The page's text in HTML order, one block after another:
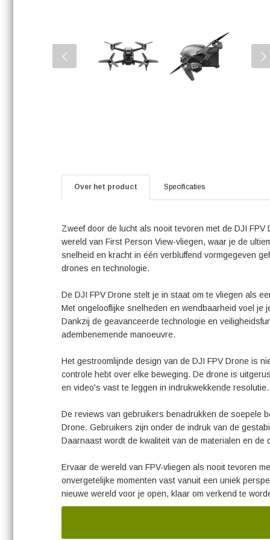
Over het product Specificaties
Zweef door de lucht als nooit tevoren met de DJI
wereld van First Person View-vliegen, waar je de
snelheid en kracht in één verbluffend vormgegeven
drones en technologie.
De DJI FPV Drone stelt je in staat om te vliegen als
Met ongelooflijke snelheden en wendbaarheid voel
Dankzij de geavanceerde technologie en
adembenemende manoeuvre.
Het gestroomlijnde design van de DJI FPV Drone is
controle hebt over elke beweging. De drone is
en video's vast te leggen in indrukwekkende
De reviews van gebruikers benadrukken de soepele
Drone. Gebruikers zijn onder de indruk van de
Daarnaast wordt de kwaliteit van de materialen en
Ervaar de wereld van FPV-vliegen als nooit tevoren
onvergetelijke momenten vast vanuit een uniek
nieuwe wereld voor je open, klaar om verkend te